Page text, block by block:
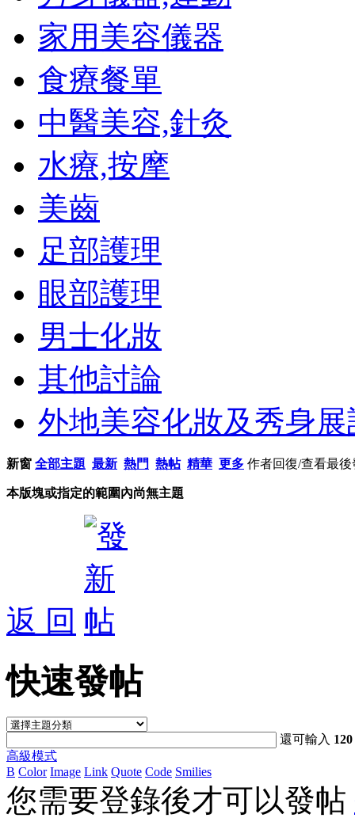
家用美容儀器
食療餐單
中醫美容,針灸
水療,按摩
美齒
足部護理
眼部護理
男士化妝
其他討論
外地美容化妝及秀身展
新窗 全部主題 最新 熱門 熱帖 精華 更多 作者回復/查看最後
本版塊或指定的範圍內尚無主題
返 回
快速發帖
還可輸入 120
高級模式
B Color Image Link Quote Code Smilies
您需要登錄後才可以發帖